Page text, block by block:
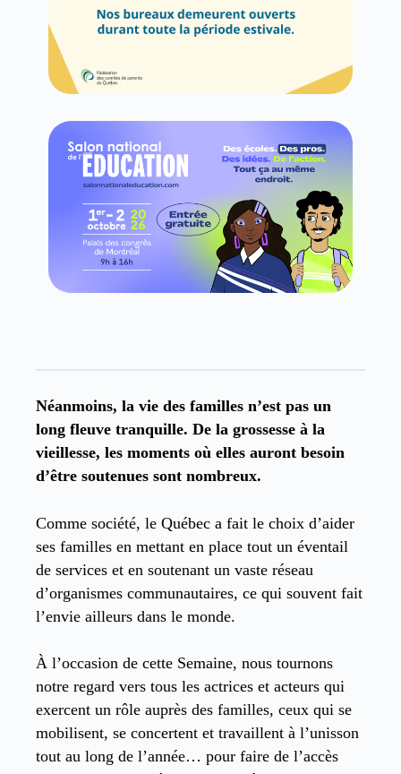
Néanmoins, la vie des familles n’est pas un
long fleuve tranquille. De la grossesse à la
vieillesse, les moments où elles auront besoin
d’être soutenues sont nombreux.
Comme société, le Québec a fait le choix d’aider
ses familles en mettant en place tout un éventail
de services et en soutenant un vaste réseau
d’organismes communautaires, ce qui souvent fait
l’envie ailleurs dans le monde.
À l’occasion de cette Semaine, nous tournons
notre regard vers tous les actrices et acteurs qui
exercent un rôle auprès des familles, ceux qui se
mobilisent, se concertent et travaillent à l’unisson
tout au long de l’année… pour faire de l’accès